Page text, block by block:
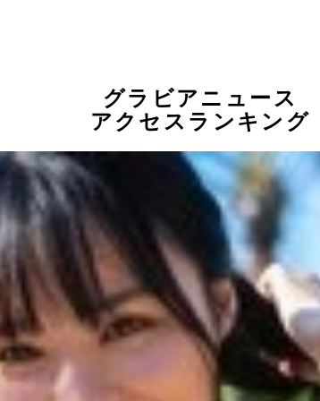
グラビアニュース
アクセスランキング